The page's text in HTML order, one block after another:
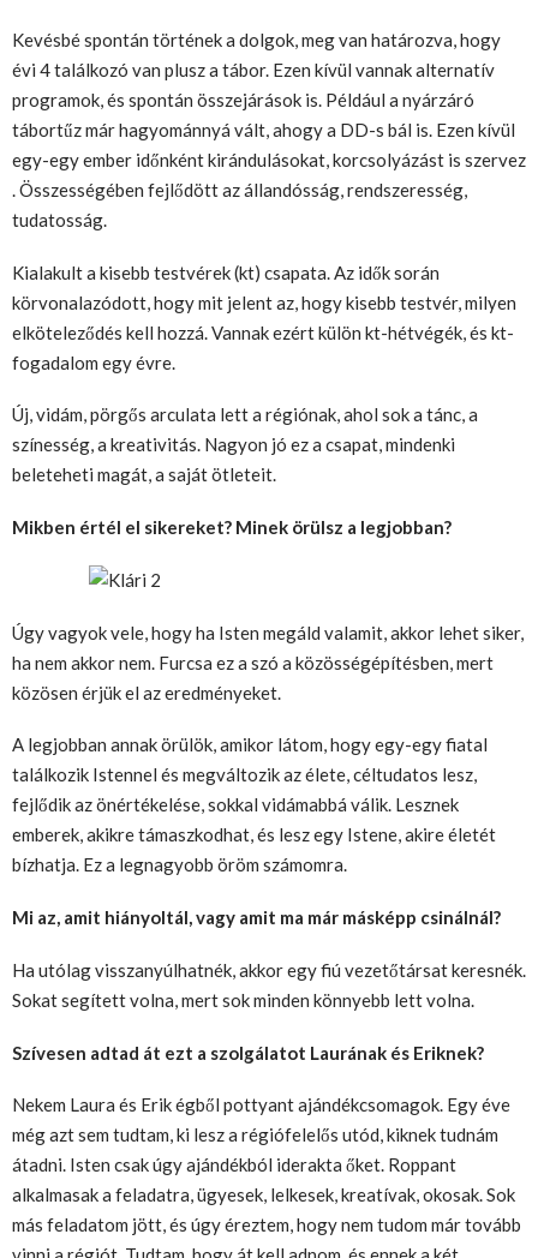
Kevésbé spontán történek a dolgok, meg van határozva, hogy
évi 4 találkozó van plusz a tábor. Ezen kívül vannak alternatív
programok, és spontán összejárások is. Például a nyárzáró
tábortűz már hagyománnyá vált, ahogy a DD-s bál is. Ezen kívül
egy-egy ember időnként kirándulásokat, korcsolyázást is szervez
. Összességében fejlődött az állandósság, rendszeresség,
tudatosság.
Kialakult a kisebb testvérek (kt) csapata. Az idők során
körvonalazódott, hogy mit jelent az, hogy kisebb testvér, milyen
elköteleződés kell hozzá. Vannak ezért külön kt-hétvégék, és kt-
fogadalom egy évre.
Új, vidám, pörgős arculata lett a régiónak, ahol sok a tánc, a
színesség, a kreativitás. Nagyon jó ez a csapat, mindenki
beleteheti magát, a saját ötleteit.
Mikben értél el sikereket? Minek örülsz a legjobban?
Úgy vagyok vele, hogy ha Isten megáld valamit, akkor lehet siker,
ha nem akkor nem. Furcsa ez a szó a közösségépítésben, mert
közösen érjük el az eredményeket.
A legjobban annak örülök, amikor látom, hogy egy-egy fiatal
találkozik Istennel és megváltozik az élete, céltudatos lesz,
fejlődik az önértékelése, sokkal vidámabbá válik. Lesznek
emberek, akikre támaszkodhat, és lesz egy Istene, akire életét
bízhatja. Ez a legnagyobb öröm számomra.
Mi az, amit hiányoltál, vagy amit ma már másképp csinálnál?
Ha utólag visszanyúlhatnék, akkor egy fiú vezetőtársat keresnék.
Sokat segített volna, mert sok minden könnyebb lett volna.
Szívesen adtad át ezt a szolgálatot Laurának és Eriknek?
Nekem Laura és Erik égből pottyant ajándékcsomagok. Egy éve
még azt sem tudtam, ki lesz a régiófelelős utód, kiknek tudnám
átadni. Isten csak úgy ajándékból iderakta őket. Roppant
alkalmasak a feladatra, ügyesek, lelkesek, kreatívak, okosak. Sok
más feladatom jött, és úgy éreztem, hogy nem tudom már tovább